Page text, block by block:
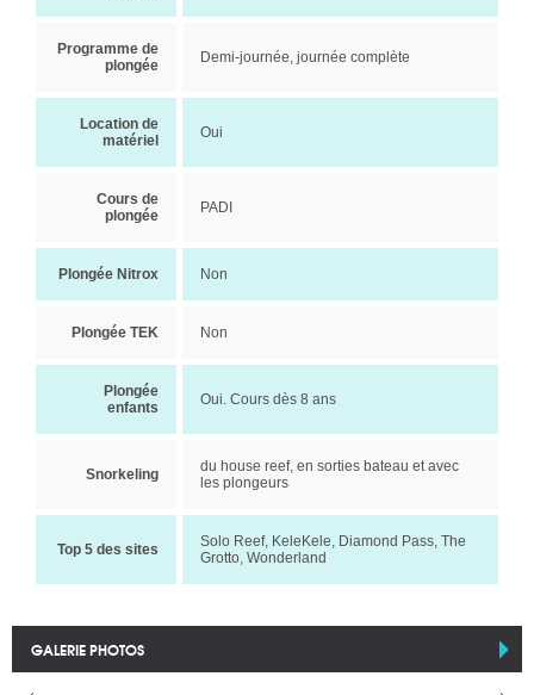
Programme de
plongée
Demi-journée, journée complète
Location de
matériel
Oui
Cours de
plongée
PADI
Plongée Nitrox Non
Plongée TEK Non
Plongée
enfants
Oui. Cours dès 8 ans
Snorkeling
du house reef, en sorties bateau et avec
les plongeurs
Top 5 des sites
Solo Reef, KeleKele, Diamond Pass, The
Grotto, Wonderland
GALERIE PHOTOS